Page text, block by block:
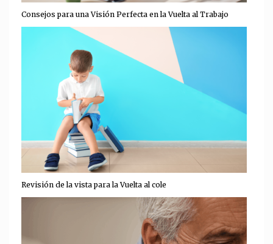
Consejos para una Visión Perfecta en la Vuelta al Trabajo
Revisión de la vista para la Vuelta al cole